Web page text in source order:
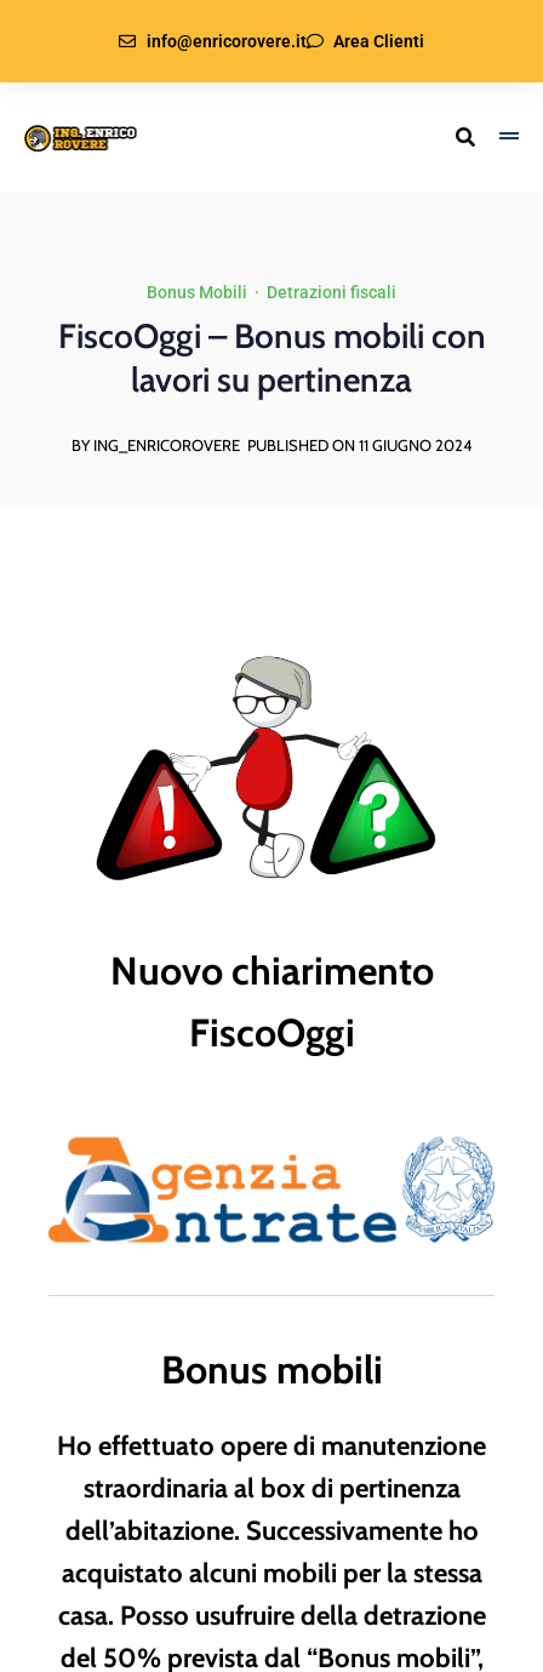
info@enricorovere.it Area Clienti
Bonus Mobili · Detrazioni fiscali
FiscoOggi – Bonus mobili con
lavori su pertinenza
BY ING_ENRICOROVERE PUBLISHED ON 11 GIUGNO 2024
Nuovo chiarimento
FiscoOggi
Bonus mobili
Ho effettuato opere di manutenzione
straordinaria al box di pertinenza
dell’abitazione. Successivamente ho
acquistato alcuni mobili per la stessa
casa. Posso usufruire della detrazione
del 50% prevista dal “Bonus mobili”,